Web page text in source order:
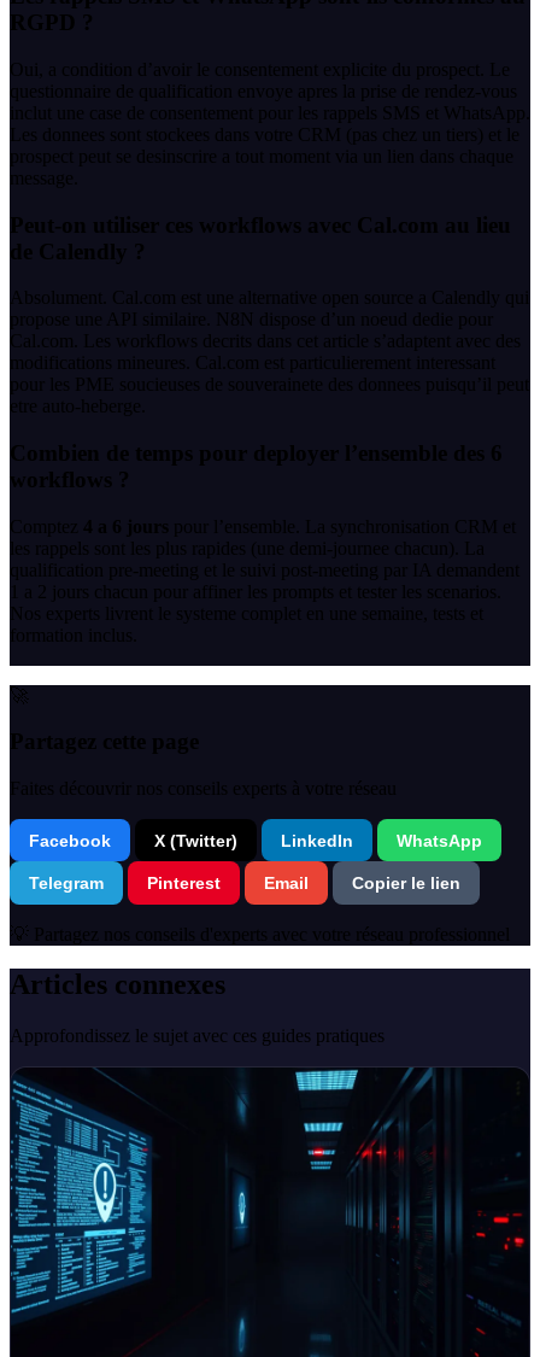
RGPD ?
Oui, a condition d’avoir le consentement explicite du prospect. Le
questionnaire de qualification envoye apres la prise de rendez-vous
inclut une case de consentement pour les rappels SMS et WhatsApp.
Les donnees sont stockees dans votre CRM (pas chez un tiers) et le
prospect peut se desinscrire a tout moment via un lien dans chaque
message.
Peut-on utiliser ces workflows avec Cal.com au lieu
de Calendly ?
Absolument. Cal.com est une alternative open source a Calendly qui
propose une API similaire. N8N dispose d’un noeud dedie pour
Cal.com. Les workflows decrits dans cet article s’adaptent avec des
modifications mineures. Cal.com est particulierement interessant
pour les PME soucieuses de souverainete des donnees puisqu’il peut
etre auto-heberge.
Combien de temps pour deployer l’ensemble des 6
workflows ?
Comptez 4 a 6 jours pour l’ensemble. La synchronisation CRM et
les rappels sont les plus rapides (une demi-journee chacun). La
qualification pre-meeting et le suivi post-meeting par IA demandent
1 a 2 jours chacun pour affiner les prompts et tester les scenarios.
Nos experts livrent le systeme complet en une semaine, tests et
formation inclus.
🚀
Partagez cette page
Faites découvrir nos conseils experts à votre réseau
Facebook X (Twitter) LinkedIn WhatsApp
Telegram Pinterest Email Copier le lien
💡 Partagez nos conseils d'experts avec votre réseau professionnel
Articles connexes
Approfondissez le sujet avec ces guides pratiques